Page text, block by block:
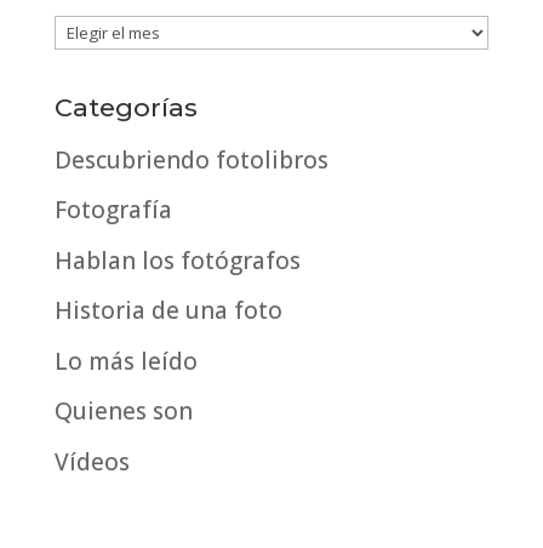
Post
por
fecha
Categorías
Descubriendo fotolibros
Fotografía
Hablan los fotógrafos
Historia de una foto
Lo más leído
Quienes son
Vídeos